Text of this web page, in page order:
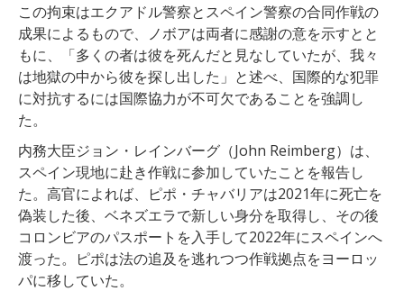
この拘束はエクアドル警察とスペイン警察の合同作戦の
成果によるもので、ノボアは両者に感謝の意を示すとと
もに、「多くの者は彼を死んだと見なしていたが、我々
は地獄の中から彼を探し出した」と述べ、国際的な犯罪
に対抗するには国際協力が不可欠であることを強調し
た。
内務大臣ジョン・レインバーグ（John Reimberg）は、
スペイン現地に赴き作戦に参加していたことを報告し
た。高官によれば、ピポ・チャバリアは2021年に死亡を
偽装した後、ベネズエラで新しい身分を取得し、その後
コロンビアのパスポートを入手して2022年にスペインへ
渡った。ピポは法の追及を逃れつつ作戦拠点をヨーロッ
パに移していた。